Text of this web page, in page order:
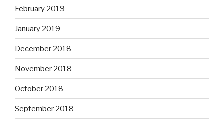
February 2019
January 2019
December 2018
November 2018
October 2018
September 2018